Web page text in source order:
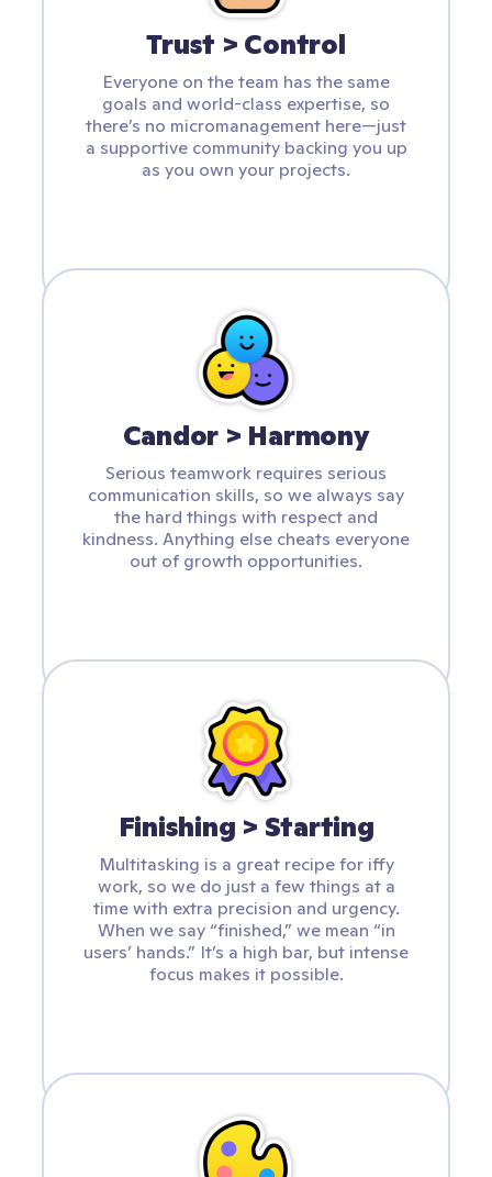
Trust > Control
Everyone on the team has the same
goals and world-class expertise, so
there’s no micromanagement here—just
a supportive community backing you up
as you own your projects.
Candor > Harmony
Serious teamwork requires serious
communication skills, so we always say
the hard things with respect and
kindness. Anything else cheats everyone
out of growth opportunities.
Finishing > Starting
Multitasking is a great recipe for iffy
work, so we do just a few things at a
time with extra precision and urgency.
When we say “finished,” we mean “in
users’ hands.” It’s a high bar, but intense
focus makes it possible.